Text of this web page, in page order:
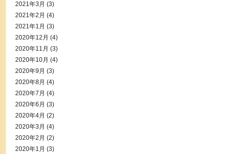
2021年3月 (3)
2021年2月 (4)
2021年1月 (3)
2020年12月 (4)
2020年11月 (3)
2020年10月 (4)
2020年9月 (3)
2020年8月 (4)
2020年7月 (4)
2020年6月 (3)
2020年4月 (2)
2020年3月 (4)
2020年2月 (2)
2020年1月 (3)